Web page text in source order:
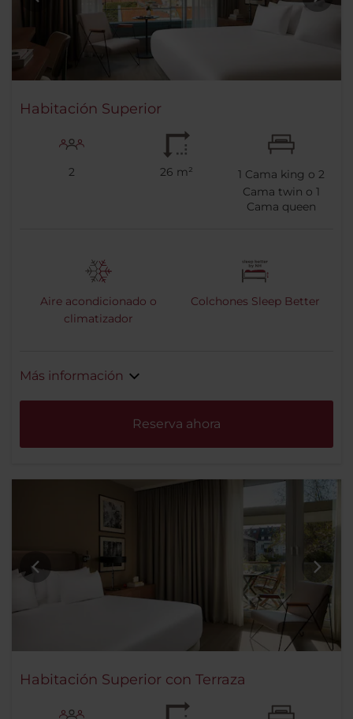
Habitación Superior
2 26 m² 1 Cama king o 2
Cama twin o 1
Cama queen
Aire acondicionado o
climatizador
Colchones Sleep Better
Más información
Reserva ahora
Habitación Superior con Terraza